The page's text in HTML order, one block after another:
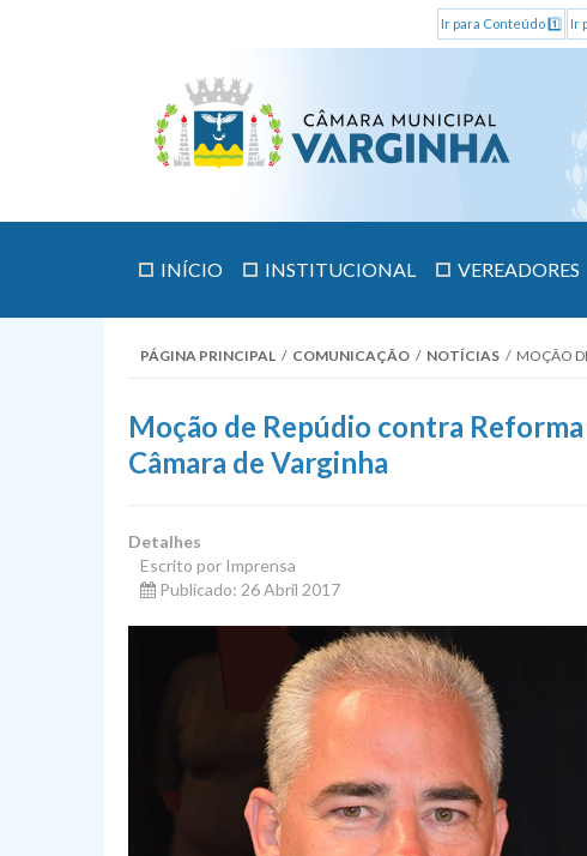
Ir para Conteúdo 1️⃣ Ir
INÍCIO INSTITUCIONAL VEREADORES
PÁGINA PRINCIPAL / COMUNICAÇÃO / NOTÍCIAS / MOÇÃO
Moção de Repúdio contra
Câmara de Varginha
Detalhes
Escrito por Imprensa
Publicado: 26 Abril 2017